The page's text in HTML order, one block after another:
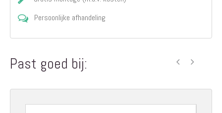
Persoonlijke afhandeling
Past goed bij: